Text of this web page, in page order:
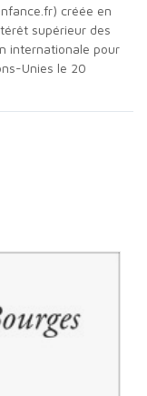
créée en
supérieur des
internationale pour
Unies le 20